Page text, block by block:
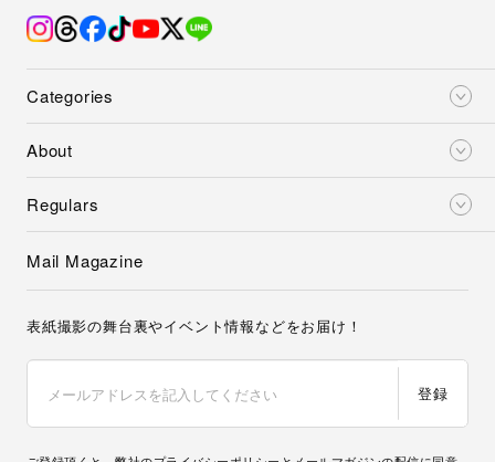
Categories
About
Regulars
Mail Magazine
表紙撮影の舞台裏やイベント情報などをお届け！
登録